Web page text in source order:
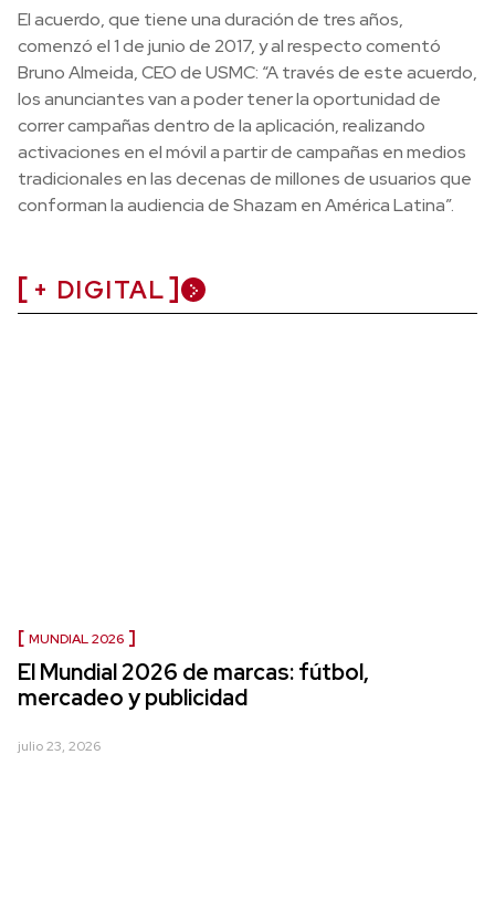
El acuerdo, que tiene una duración de tres años,
comenzó el 1 de junio de 2017, y al respecto comentó
Bruno Almeida, CEO de USMC: “A través de este acuerdo,
los anunciantes van a poder tener la oportunidad de
correr campañas dentro de la aplicación, realizando
activaciones en el móvil a partir de campañas en medios
tradicionales en las decenas de millones de usuarios que
conforman la audiencia de Shazam en América Latina”.
+ DIGITAL
MUNDIAL 2026
El Mundial 2026 de marcas: fútbol,
mercadeo y publicidad
julio 23, 2026